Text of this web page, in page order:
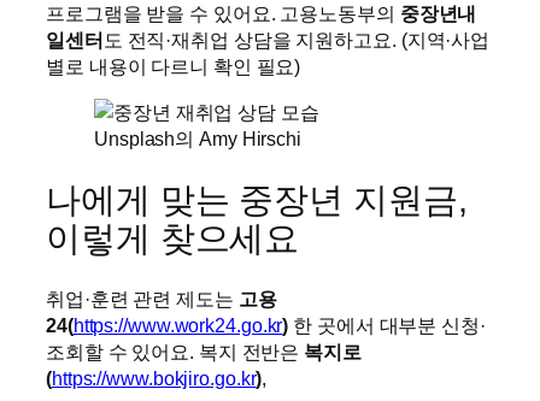
프로그램을 받을 수 있어요. 고용노동부의 중장년내
일센터 도 전직·재취업 상담을 지원하고요. (지역·사업
별로 내용이 다르니 확인 필요)
Unsplash의 Amy Hirschi
나에게 맞는 중장년 지원금,
이렇게 찾으세요
취업·훈련 관련 제도는 고용
24(https://www.work24.go.kr) 한 곳에서 대부분 신청·
조회할 수 있어요. 복지 전반은 복지로
(https://www.bokjiro.go.kr),